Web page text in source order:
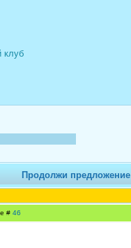
клуб
Продолжи предложение
# 46